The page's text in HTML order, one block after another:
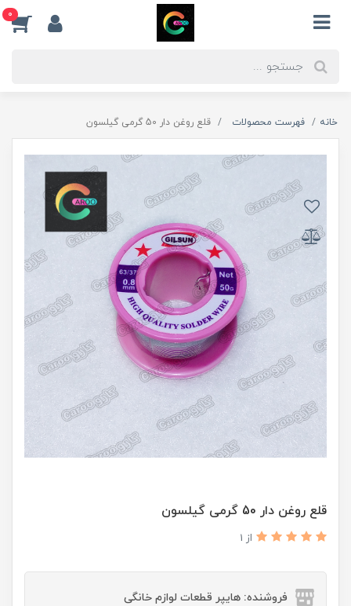
0
خانه فهرست محصولات قلع روغن دار 50 گرمی گیلسون
قلع روغن دار 50 گرمی گیلسون
از 1
فروشنده: هایپر قطعات لوازم خانگی